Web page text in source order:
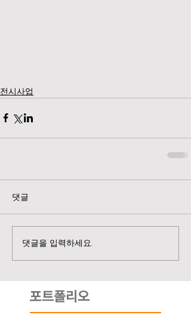
전시사업
댓글
댓글을 입력하세요.
포트폴리오